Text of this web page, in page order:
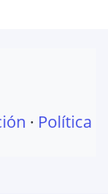
· Política